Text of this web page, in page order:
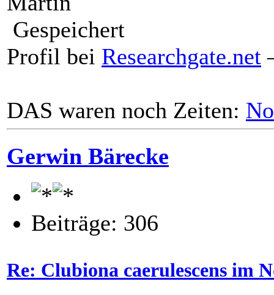
Gespeichert
Profil bei Researchgate.net
DAS waren noch Zeiten:
Gerwin Bärecke
Beiträge: 306
Re: Clubiona caerulescens im